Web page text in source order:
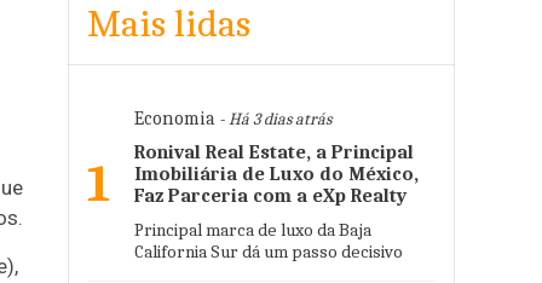
Mais lidas
1
Economia - Há 3 dias atrás
Ronival Real Estate, a Principal
Imobiliária de Luxo do México,
Faz Parceria com a eXp Realty
Principal marca de luxo da Baja
California Sur dá um passo decisivo